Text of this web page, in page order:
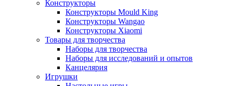
Конструкторы
Конструкторы Mould King
Конструкторы Wangao
Конструкторы Xiaomi
Товары для творчества
Наборы для творчества
Наборы для исследований и опытов
Канцелярия
Игрушки